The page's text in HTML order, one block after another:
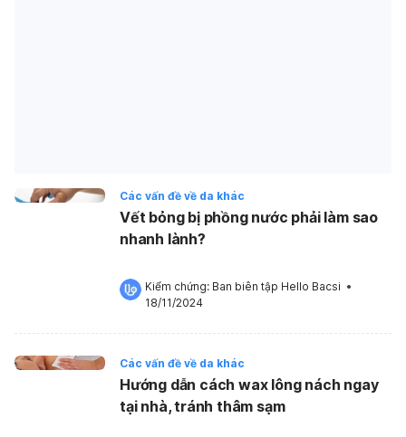
Các vấn đề về da khác
Vết bỏng bị phồng nước phải làm sao
nhanh lành?
Kiểm chứng: Ban biên tập Hello Bacsi •
18/11/2024
Các vấn đề về da khác
Hướng dẫn cách wax lông nách ngay
tại nhà, tránh thâm sạm